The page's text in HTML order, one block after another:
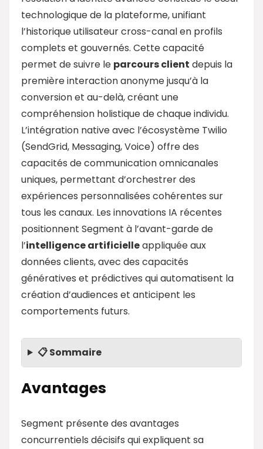
technologique de la plateforme, unifiant
l’historique utilisateur cross-canal en profils
complets et gouvernés. Cette capacité
permet de suivre le parcours client depuis la
première interaction anonyme jusqu’à la
conversion et au-delà, créant une
compréhension holistique de chaque individu.
L’intégration native avec l’écosystème Twilio
(SendGrid, Messaging, Voice) offre des
capacités de communication omnicanales
uniques, permettant d’orchestrer des
expériences personnalisées cohérentes sur
tous les canaux. Les innovations IA récentes
positionnent Segment à l’avant-garde de
l’intelligence artificielleappliquée aux
données clients, avec des capacités
génératives et prédictives qui automatisent la
création d’audiences et anticipent les
comportements futurs.
📋 Sommaire
Avantages
Segment présente des avantages
concurrentiels décisifs qui expliquent sa